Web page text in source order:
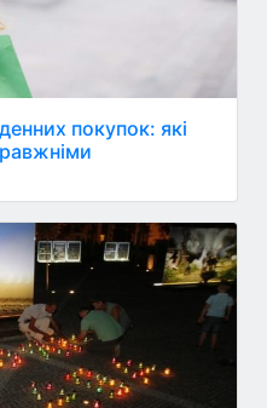
покупок: які